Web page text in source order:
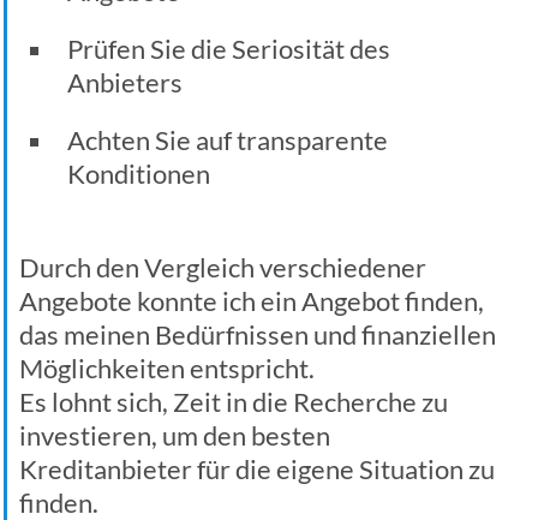
Prüfen Sie die Seriosität des
Anbieters
Achten Sie auf transparente
Konditionen
Durch den Vergleich verschiedener
Angebote konnte ich ein Angebot finden,
das meinen Bedürfnissen und finanziellen
Möglichkeiten entspricht.
Es lohnt sich, Zeit in die Recherche zu
investieren, um den besten
Kreditanbieter für die eigene Situation zu
finden.